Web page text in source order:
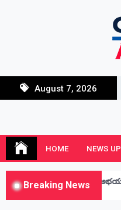
August 7, 2026
Andhra
HOME NEWS
Breaking News
20000 ఆర్థిక